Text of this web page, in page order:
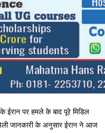
ईरान पर हमले के बाद पूरे मिडिल
जानकारी के अनुसार ईरान ने आज